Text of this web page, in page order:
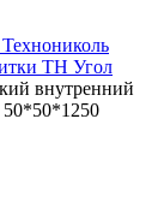
Технониколь
ТН Угол
внутренний